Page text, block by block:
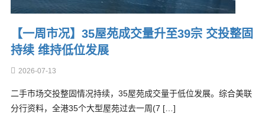
【一周市况】35屋苑成交量升至39宗 交投整固
持续 维持低位发展
2026-07-13
二手市场交投整固情况持续，35屋苑成交量于低位发展。综合美联
分行资料，全港35个大型屋苑过去一周(7 […]